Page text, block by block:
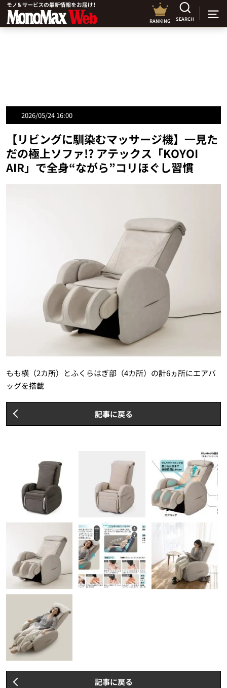
RANKING SEARCH
2026/05/24 16:00
【リビングに馴染むマッサージ機】一見た
だの極上ソファ!? アテックス「KOYOI
AIR」で全身“ながら”コリほぐし習慣
もも横（2カ所）とふくらはぎ部（4カ所）の計6ヵ所にエアバ
ッグを搭載
記事に戻る
記事に戻る